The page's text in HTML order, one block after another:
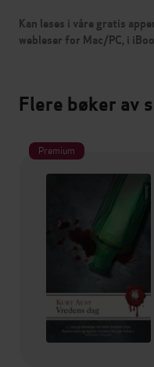
Kan leses i våre gratis
webleser for Mac/PC, i
Flere bøker av
Premium